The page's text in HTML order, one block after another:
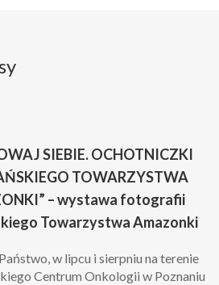
SIEBIE. OCHOTNICZKI
TOWARZYSTWA
– wystawa fotografii
Towarzystwa Amazonki
w lipcu i sierpniu na terenie
Centrum Onkologii w Poznaniu